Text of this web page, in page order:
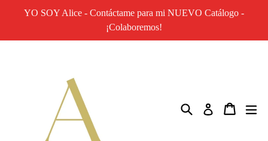
YO SOY Alice - Contáctame para mi NUEVO Catálogo -
¡Colaboremos!
Buscar IngresarCarrito